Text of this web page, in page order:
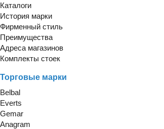
Каталоги
История марки
Фирменный стиль
Преимущества
Адреса магазинов
Комплекты стоек
Торговые марки
Belbal
Everts
Gemar
Anagram